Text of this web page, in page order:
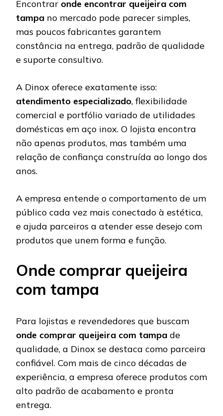
Encontrar onde encontrar queijeira com
tampa no mercado pode parecer simples,
mas poucos fabricantes garantem
constância na entrega, padrão de qualidade
e suporte consultivo.
A Dinox oferece exatamente isso:
atendimento especializado, flexibilidade
comercial e portfólio variado de utilidades
domésticas em aço inox. O lojista encontra
não apenas produtos, mas também uma
relação de confiança construída ao longo dos
anos.
A empresa entende o comportamento de um
público cada vez mais conectado à estética,
e ajuda parceiros a atender esse desejo com
produtos que unem forma e função.
Onde comprar queijeira
com tampa
Para lojistas e revendedores que buscam
onde comprar queijeira com tampa de
qualidade, a Dinox se destaca como parceira
confiável. Com mais de cinco décadas de
experiência, a empresa oferece produtos com
alto padrão de acabamento e pronta
entrega.